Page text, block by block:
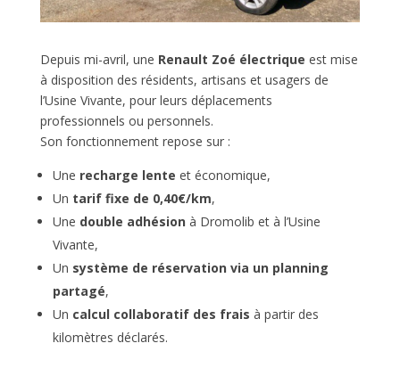
Depuis mi-avril, une Renault Zoé électrique est mise
à disposition des résidents, artisans et usagers de
l’Usine Vivante, pour leurs déplacements
professionnels ou personnels.
Son fonctionnement repose sur :
Une recharge lente et économique,
Un tarif fixe de 0,40€/km,
Une double adhésionà Dromolib et à l’Usine
Vivante,
Un système de réservation via un planning
partagé,
Un calcul collaboratif des frais à partir des
kilomètres déclarés.